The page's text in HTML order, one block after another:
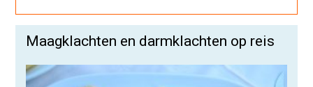
Maagklachten en darmklachten op reis